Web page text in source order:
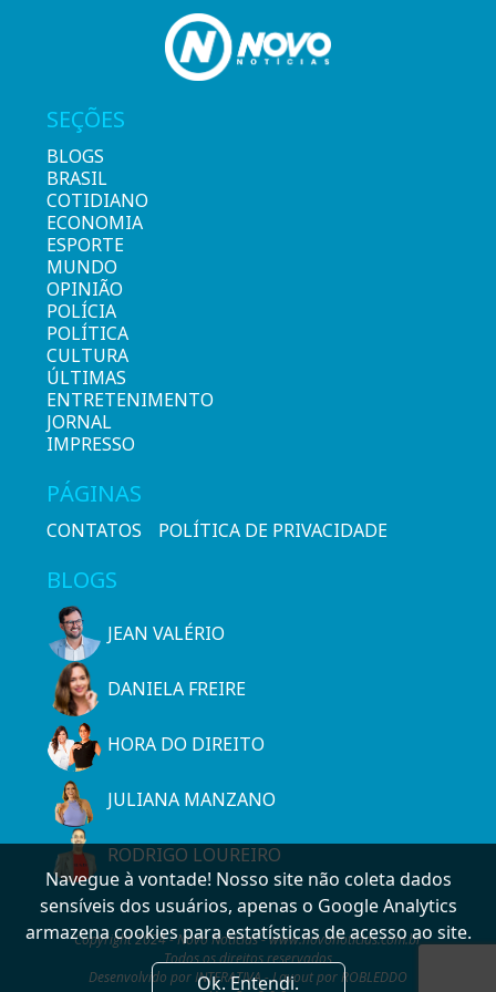
SEÇÕES
BLOGS
BRASIL
COTIDIANO
ECONOMIA
ESPORTE
MUNDO
OPINIÃO
POLÍCIA
POLÍTICA
CULTURA
ÚLTIMAS
ENTRETENIMENTO
JORNAL
IMPRESSO
PÁGINAS
CONTATOS POLÍTICA DE PRIVACIDADE
BLOGS
JEAN VALÉRIO
DANIELA FREIRE
HORA DO DIREITO
JULIANA MANZANO
RODRIGO LOUREIRO
Copyright 2024 - Novo Notícias - www.novonoticias.com.br
Todos os direitos reservados
Desenvolvido por INTERATIVA - Layout por ROBLEDDO
Navegue à vontade! Nosso site não coleta dados
sensíveis dos usuários, apenas o Google Analytics
armazena cookies para estatísticas de acesso ao site.
Ok. Entendi.